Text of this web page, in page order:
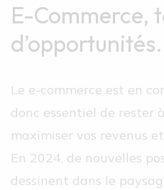
E-Commerce,
d’opportunités.
Le e-commerce est en
donc essentiel de rester
maximiser vos revenus
En 2024, de nouvelles
dessinent dans le